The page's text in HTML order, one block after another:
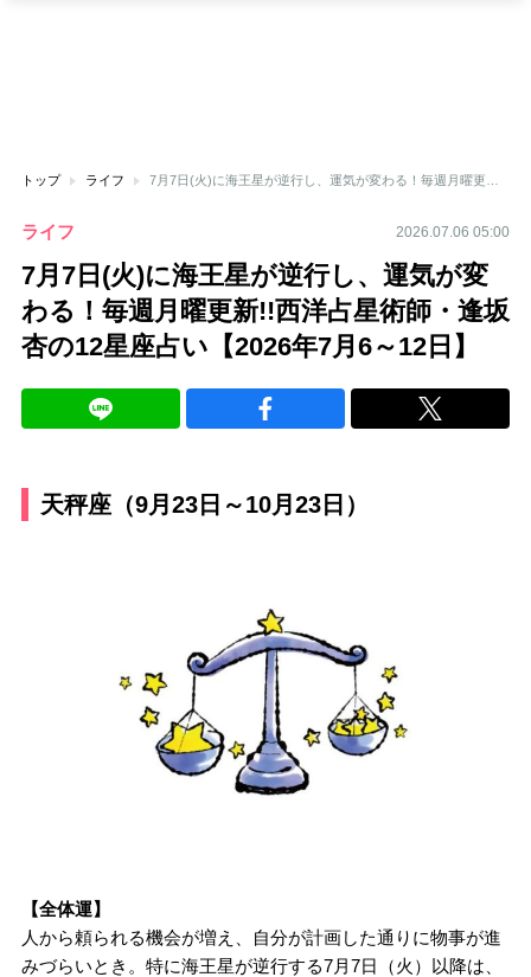
トップ ライフ
ライフ 2026.07.06 05:00
7月7日(火)に海王星が逆行し、運気が変
わる！毎週月曜更新!!西洋占星術師・逢坂
杏の12星座占い【2026年7月6～12日】
天秤座（9月23日～10月23日）
【全体運】
人から頼られる機会が増え、自分が計画した通りに物事が進
みづらいとき。特に海王星が逆行する7月7日（火）以降は、